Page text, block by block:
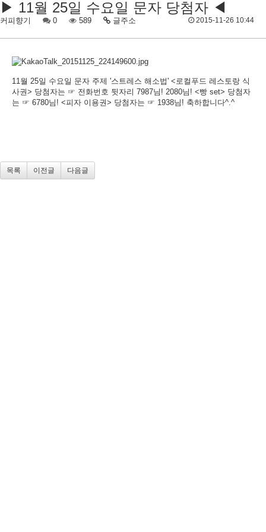
▶ 11월 25일 수요일 문자 당첨자 ◀
커피향기 0 589 글주소 2015-11-26 10:44
11월 25일 수요일 문자 주제 '스트레스 해소법' <로컬푸드 레스토랑 식
사권> 당첨자는 ☞ 전화번호 뒷자리 7987님! 2080님! <빵 set> 당첨자
는 ☞ 6780님! <피자 이용권> 당첨자는 ☞ 1938님! 축하합니다^.^
목록 이전글 다음글